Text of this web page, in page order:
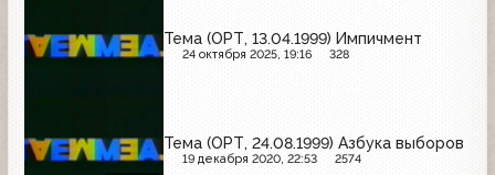
Тема (ОРТ, 13.04.1999) Импичмент
24 октября 2025, 19:16 328
Тема (ОРТ, 24.08.1999) Азбука выборов
19 декабря 2020, 22:53 2574